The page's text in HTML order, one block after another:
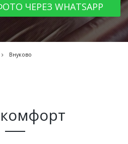
ЧЕРЕЗ WHATSAPP
Внуково